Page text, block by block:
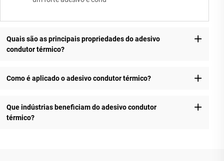
Quais são as principais propriedades do adesivo
condutor térmico?
Como é aplicado o adesivo condutor térmico?
Que indústrias beneficiam do adesivo condutor
térmico?